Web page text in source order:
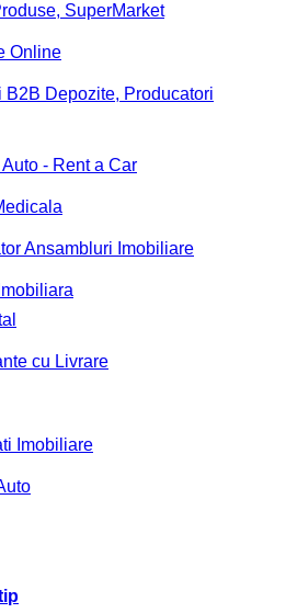
SuperMarket
Online
B2B Depozite, Producatori
Auto - Rent a Car
Ansambluri Imobiliare
cu Livrare
Imobiliare